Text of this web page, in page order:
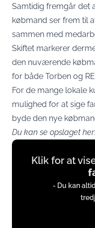
Samtidig fremgår det
købmand ser frem til
sammen med
Skiftet markerer
den nuværende
for både Torben og
For de mange lokale
mulighed for at sige
byde den nye
Du kan se opslaget her:
Display
content
www.facebook.com
Klik for at
- Du kan